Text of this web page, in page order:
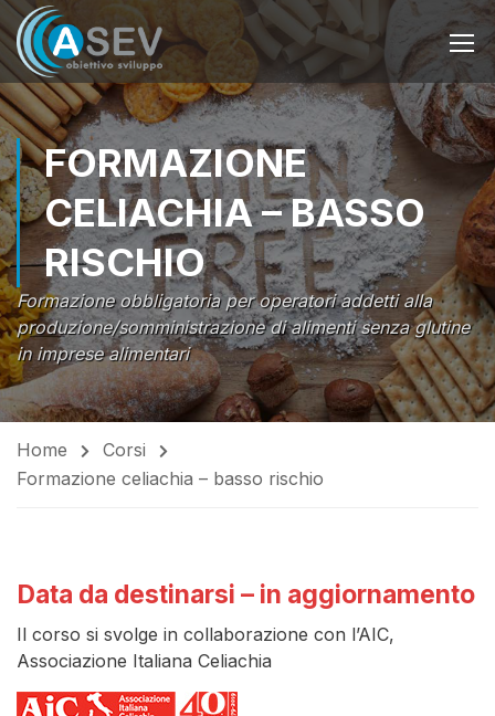
FORMAZIONE
CELIACHIA – BASSO
RISCHIO
Formazione obbligatoria per operatori addetti alla
produzione/somministrazione di alimenti senza glutine
in imprese alimentari
Home
Corsi
Formazione celiachia – basso rischio
Data da destinarsi – in aggiornamento
Il corso si svolge in collaborazione con l’AIC,
Associazione Italiana Celiachia